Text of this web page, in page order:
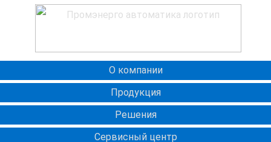
О компании
Продукция
Решения
Сервисный центр